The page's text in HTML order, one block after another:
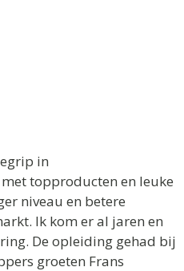
in
topproducten en leuke
niveau en betere
Ik kom er al jaren en
De opleiding gehad bij
groeten Frans